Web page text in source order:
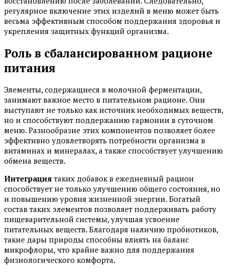
регулярное включение этих изделий в меню может быть
весьма эффективным способом поддержания здоровья и
укрепления защитных функций организма.
Роль в сбалансированном рационе
питания
Элементы, содержащиеся в молочной ферментации,
занимают важное место в питательном рационе. Они
выступают не только как источник необходимых веществ,
но и способствуют поддержанию гармонии в суточном
меню. Разнообразие этих компонентов позволяет более
эффективно удовлетворять потребности организма в
витаминах и минералах, а также способствует улучшению
обмена веществ.
Интеграция таких добавок в ежедневный рацион
способствует не только улучшению общего состояния, но
и повышению уровня жизненной энергии. Богатый
состав таких элементов позволяет поддерживать работу
пищеварительной системы, улучшая усвоение
питательных веществ. Благодаря наличию пробиотиков,
такие дары природы способны влиять на баланс
микрофлоры, что крайне важно для поддержания
физиологического комфорта.